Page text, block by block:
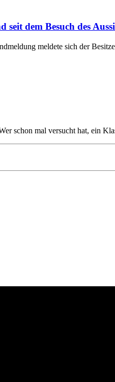
seit dem Besuch des
meldete sich der
schon mal versucht hat, ein